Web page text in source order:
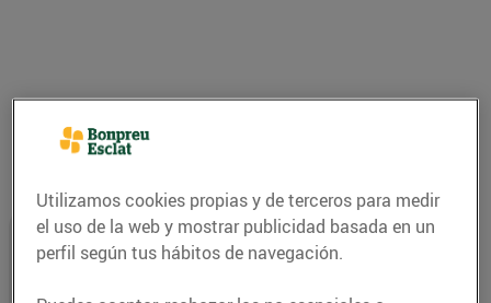
Utilizamos cookies propias y de terceros para medir
el uso de la web y mostrar publicidad basada en un
perfil según tus hábitos de navegación.